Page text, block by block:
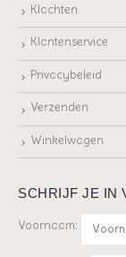
Klachten
Klantenservice
Privacybeleid
Verzenden
Winkelwagen
SCHRIJF JE IN
Voornaam: